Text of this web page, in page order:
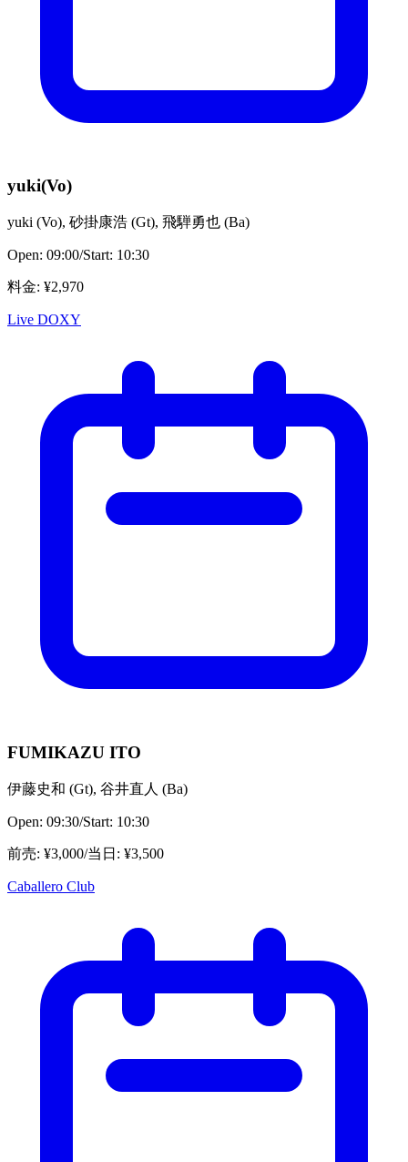
yuki(Vo)
yuki (Vo), 砂掛康浩 (Gt), 飛騨勇也 (Ba)
Open: 09:00/Start: 10:30
料金: ¥2,970
Live DOXY
FUMIKAZU ITO
伊藤史和 (Gt), 谷井直人 (Ba)
Open: 09:30/Start: 10:30
前売: ¥3,000/当日 : ¥3,500
Caballero Club